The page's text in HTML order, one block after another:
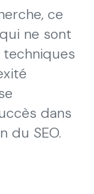
ce
ne sont
techniques
dans
du SEO.